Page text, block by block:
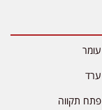
עומר
ערד
פתח תקווה